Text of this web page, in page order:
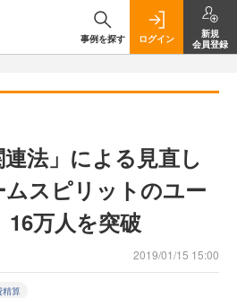
事例を探す ログイン
新規
会員登録
連法」による見直し
スピリットのユー
16万人を突破
2019/01/15 15:00
精算